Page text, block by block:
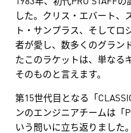
した。クリス・エバート、
ト・サンプラス、そしてロ
者が愛し、数多くのグラン
たこのラケットは、単なる
そのものと言えます。
第15世代目となる「
ンのエンジニアチームは「
いう問いに立ち返りました